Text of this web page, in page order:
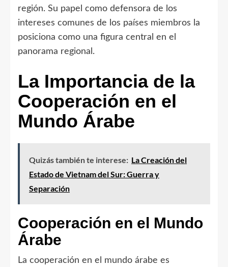
región. Su papel como defensora de los
intereses comunes de los países miembros la
posiciona como una figura central en el
panorama regional.
La Importancia de la
Cooperación en el
Mundo Árabe
Quizás también te interese: La Creación del
Estado de Vietnam del Sur: Guerra y
Separación
Cooperación en el Mundo
Árabe
La cooperación en el mundo árabe es